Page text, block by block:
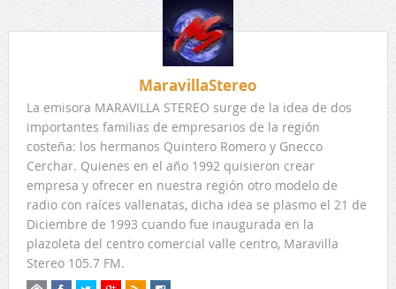
MaravillaStereo
La emisora MARAVILLA STEREO surge de la idea de dos
importantes familias de empresarios de la región
costeña: los hermanos Quintero Romero y Gnecco
Cerchar. Quienes en el año 1992 quisieron crear
empresa y ofrecer en nuestra región otro modelo de
radio con raíces vallenatas, dicha idea se plasmo el 21 de
Diciembre de 1993 cuando fue inaugurada en la
plazoleta del centro comercial valle centro, Maravilla
Stereo 105.7 FM.